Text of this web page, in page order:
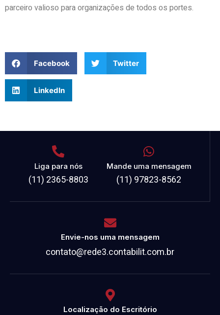
parceiro valioso para organizações de todos os portes.
Facebook Twitter
LinkedIn
Liga para nós
(11) 2365-8803
Mande uma mensagem
(11) 97823-8562
Envie-nos uma mensagem
contato@rede3.contabilit.com.br
Localização do Escritório